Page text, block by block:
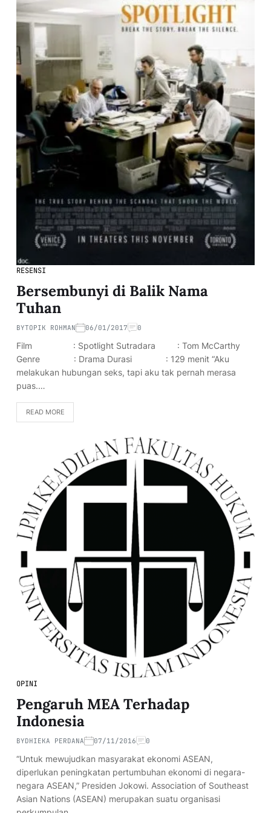
RESENSI
Bersembunyi di Balik Nama
Tuhan
BYTOPIK ROHMAN 06/01/2017 0
Film : Spotlight Sutradara : Tom McCarthy
Genre : Drama Durasi : 129 menit “Aku
melakukan hubungan seks, tapi aku tak pernah merasa
puas.…
READ MORE
OPINI
Pengaruh MEA Terhadap
Indonesia
BYDHIEKA PERDANA 07/11/2016 0
“Untuk mewujudkan masyarakat ekonomi ASEAN,
diperlukan peningkatan pertumbuhan ekonomi di negara-
negara ASEAN,” Presiden Jokowi. Association of Southeast
Asian Nations (ASEAN) merupakan suatu organisasi